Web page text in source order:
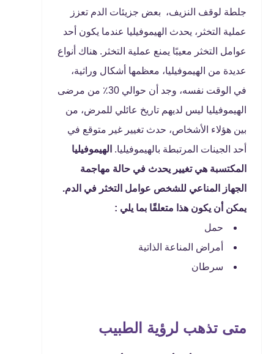
جلطة لوقف النزيف، بعض جزيئات الدم تعزز
عملية التخثر، يحدث الهيموفيليا عندما يكون أحد
عوامل التخثر معيبًا يمنع عملية التخثر. هناك أنواع
عديدة من الهيموفيليا، معظمها أشكال وراثية،
في الوقت نفسه، وجد أن حوالي 30٪ من مرضى
الهيموفيليا ليس لديهم تاريخ عائلي للمرض، من
بين هؤلاء الأشخاص، حدث تغيير غير متوقع في
أحد الجينات المرتبطة بالهيموفيليا. الهيموفيليا
المكتسبة هي تغيير يحدث في حالة مهاجمة
الجهاز المناعي للشخص عوامل التخثر في الدم.
يمكن أن يكون هذا متعلقًا بما يلي :
حمل
أمراض المناعة الذاتية
سرطان
متى تذهب لرؤية الطبيب